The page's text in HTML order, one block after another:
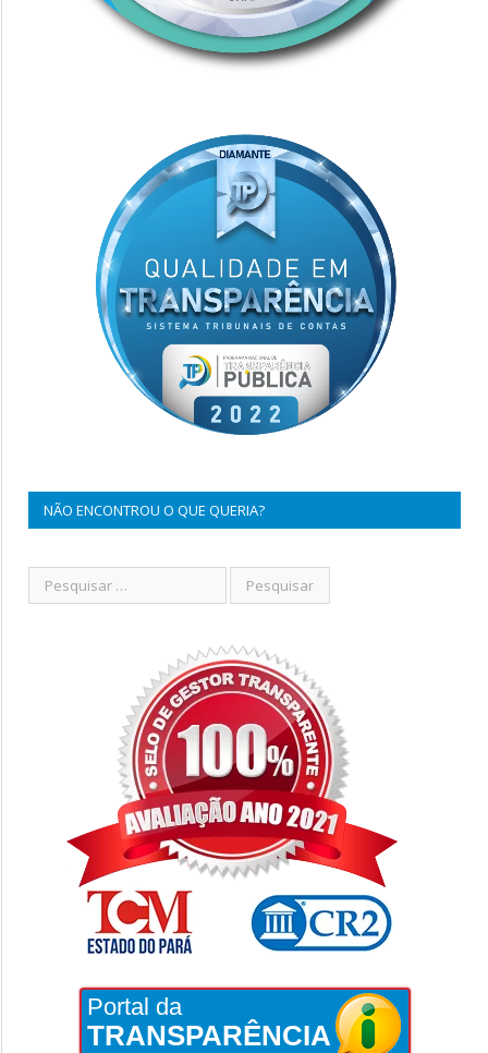
NÃO ENCONTROU O QUE QUERIA?
Portal da
TRANSPARÊNCIA